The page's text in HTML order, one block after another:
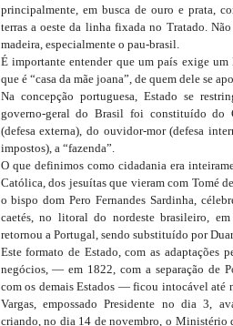
principalmente, em busca de ouro e prata,
terras a oeste da linha fixada no Tratado.
madeira, especialmente o pau-brasil.
É importante entender que um país exige um
que é “casa da mãe joana”, de quem dele se
Na concepção portuguesa, Estado se
governo-geral do Brasil foi constituído do
(defesa externa), do ouvidor-mor (defesa
impostos), a “fazenda”.
O que definimos como cidadania era
Católica, dos jesuítas que vieram com Tomé
o bispo dom Pero Fernandes Sardinha,
caetés, no litoral do nordeste brasileiro,
retornou a Portugal, sendo substituído por
Este formato de Estado, com as adaptações
negócios, — em 1822, com a separação de
com os demais Estados — ficou intocável até
Vargas, empossado Presidente no dia 3,
criando, no dia 14 de novembro, o Ministério